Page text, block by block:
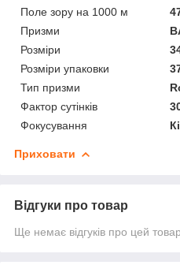
Поле зору на 1000 м
Призми
Розміри
Розміри упаковки
Тип призми
Фактор сутінків
Фокусування
Приховати
Відгуки про товар
Ще немає відгуків про цей товар